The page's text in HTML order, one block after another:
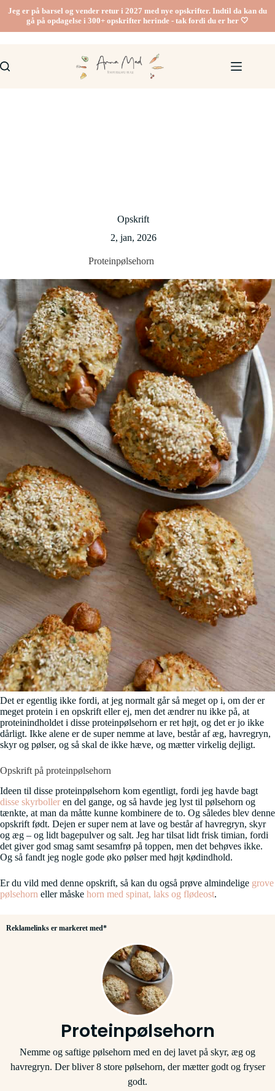
indhold
Jeg er på barsel og vender retur i 2027 med nye opskrifter. Indtil da kan du
gå på opdagelse i 300+ opskrifter herinde - tak fordi du er her 🤍
Opskrift
2, jan, 2026
Proteinpølsehorn
Det er egentlig ikke fordi, at jeg normalt går så meget op i, om der er
meget protein i en opskrift eller ej, men det ændrer nu ikke på, at
proteinindholdet i disse proteinpølsehorn er ret højt, og det er jo ikke
dårligt. Ikke alene er de super nemme at lave, består af æg, havregryn,
skyr og pølser, og så skal de ikke hæve, og mætter virkelig dejligt.
Opskrift på proteinpølsehorn
Ideen til disse proteinpølsehorn kom egentligt, fordi jeg havde bagt
disse skyrboller en del gange, og så havde jeg lyst til pølsehorn og
tænkte, at man da måtte kunne kombinere de to. Og således blev denne
opskrift født. Dejen er super nem at lave og består af havregryn, skyr
og æg – og lidt bagepulver og salt. Jeg har tilsat lidt frisk timian, fordi
det giver god smag samt sesamfrø på toppen, men det behøves ikke.
Og så fandt jeg nogle gode øko pølser med højt kødindhold.
Er du vild med denne opskrift, så kan du også prøve almindelige grove
pølsehorn eller måske horn med spinat, laks og flødeost.
Reklamelinks er markeret med*
Proteinpølsehorn
Nemme og saftige pølsehorn med en dej lavet på skyr, æg og
havregryn. Der bliver 8 store pølsehorn, der mætter godt og fryser
godt.